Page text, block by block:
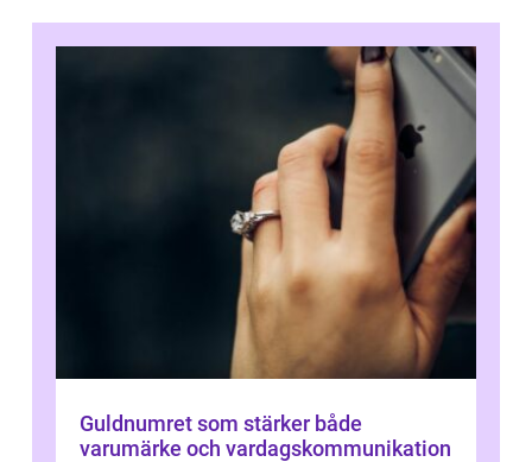
Guldnumret som stärker både
varumärke och vardagskommunikation